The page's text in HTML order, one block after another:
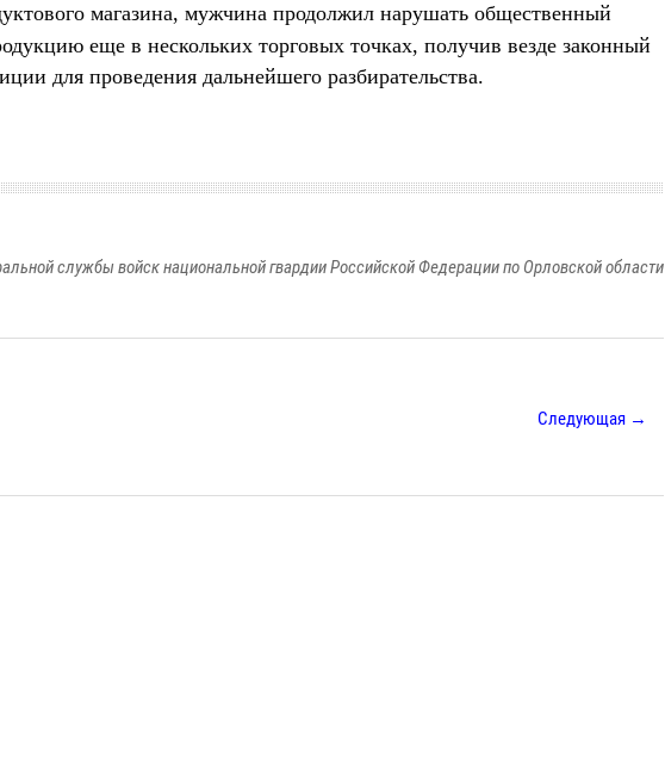
магазина, мужчина продолжил нарушать общественный
еще в нескольких торговых точках, получив везде законный
для проведения дальнейшего разбирательства.
службы войск национальной гвардии Российской Федерации по Орловской области
Следующая →